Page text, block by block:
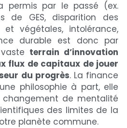
permis par le passé (ex.
de GES, disparition des
et végétales, intolérance,
durable est donc par
terrain d’innovation
flux de capitaux de jouer
du progrès. La finance
philosophie à part, elle
changement de mentalité
des limites de la
planète commune.